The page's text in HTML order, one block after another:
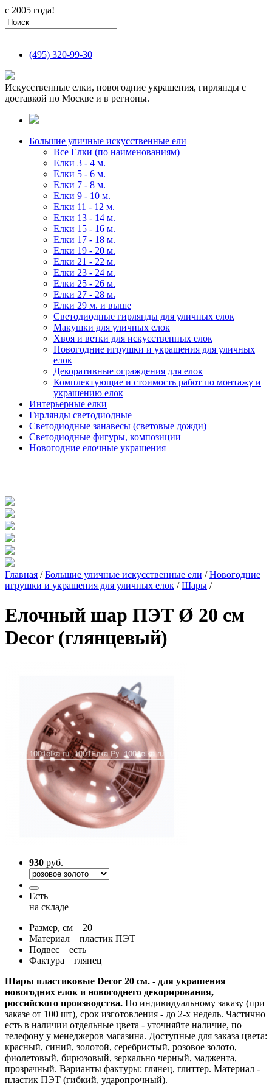
с 2005 года!
(495) 320-99-30
Искусственные елки, новогодние украшения, гирлянды с
доставкой по Москве и в регионы.
Большие уличные искусственные ели
Все Елки (по наименованиям)
Елки 3 - 4 м.
Елки 5 - 6 м.
Елки 7 - 8 м.
Елки 9 - 10 м.
Елки 11 - 12 м.
Елки 13 - 14 м.
Елки 15 - 16 м.
Елки 17 - 18 м.
Елки 19 - 20 м.
Елки 21 - 22 м.
Елки 23 - 24 м.
Елки 25 - 26 м.
Елки 27 - 28 м.
Елки 29 м. и выше
Светодиодные гирлянды для уличных елок
Макушки для уличных елок
Хвоя и ветки для искусственных елок
Новогодние игрушки и украшения для уличных
елок
Декоративные ограждения для елок
Комплектующие и стоимость работ по монтажу и
украшению елок
Интерьерные елки
Гирлянды светодиодные
Светодиодные занавесы (световые дожди)
Светодиодные фигуры, композиции
Новогодние елочные украшения
Главная / Большие уличные искусственные ели / Новогодние
игрушки и украшения для уличных елок / Шары /
Елочный шар ПЭТ Ø 20 см
Decor (глянцевый)
930 руб.
Есть
на складе
Размер, см 20
Материал пластик ПЭТ
Подвес есть
Фактура глянец
Шары пластиковые Decor 20 см. - для украшения
новогодних елок и новогоднего декорирования,
российского производства. По индивидуальному заказу (при
заказе от 100 шт), срок изготовления - до 2-х недель. Частично
есть в наличии отдельные цвета - уточняйте наличие, по
телефону у менеджеров магазина. Доступные для заказа цвета:
красный, синий, золотой, серебристый, розовое золото,
фиолетовый, бирюзовый, зеркально черный, маджента,
прозрачный. Варианты фактуры: глянец, глиттер. Материал -
пластик ПЭТ (гибкий, ударопрочный).